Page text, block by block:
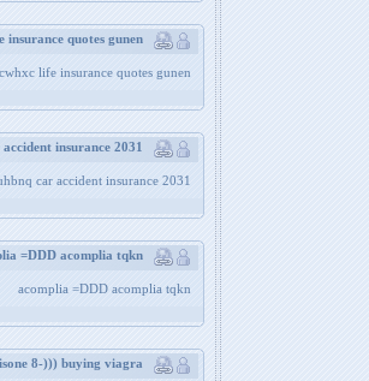
life insurance quotes gunen
car accident insurance 2031
acomplia =DDD acomplia tqkn